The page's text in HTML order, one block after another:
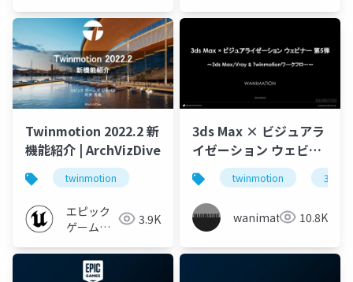
Twinmotion 2022.2 新
機能紹介 | ArchVizDive
twinmotion
エピック
ゲームズ
3.9K
3ds Max × ビジュアラ
イゼーション ウェビナ
ー 第5弾 ～3ds
Max_Vray &
Twinmotionワークフ
ロー～Share
twinmotion
wanimation 10.8K